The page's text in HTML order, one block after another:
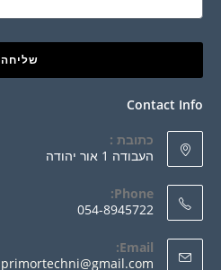
שליחה
Contact Info
כתובת :
העבודה 1 אור יהודה
Phone:
054-8945722
Email:
primortechni@gmail.com